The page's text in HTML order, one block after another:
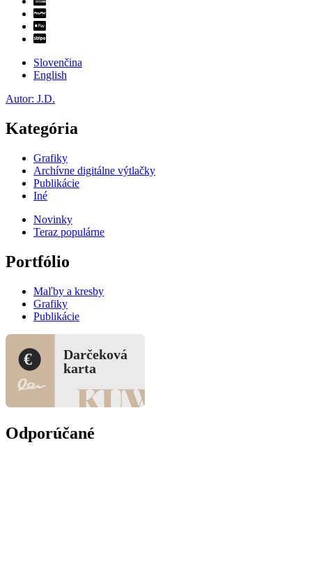
Slovenčina
English
Autor: J.D.
Kategória
Grafiky
Archívne digitálne výtlačky
Publikácie
Iné
Novinky
Teraz populárne
Portfólio
Maľby a kresby
Grafiky
Publikácie
Darčeková
karta
€
Odporúčané